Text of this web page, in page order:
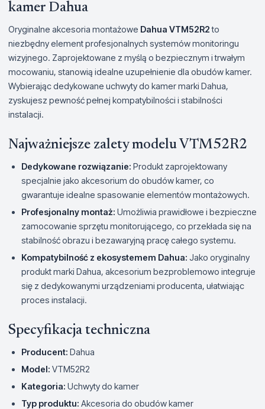
kamer Dahua
Oryginalne akcesoria montażowe Dahua VTM52R2to
niezbędny element profesjonalnych systemów monitoringu
wizyjnego. Zaprojektowane z myślą o bezpiecznym i trwałym
mocowaniu, stanowią idealne uzupełnienie dla obudów kamer.
Wybierając dedykowane uchwyty do kamer marki Dahua,
zyskujesz pewność pełnej kompatybilności i stabilności
instalacji.
Najważniejsze zalety modelu VTM52R2
Dedykowane rozwiązanie: Produkt zaprojektowany
specjalnie jako akcesorium do obudów kamer, co
gwarantuje idealne spasowanie elementów montażowych.
Profesjonalny montaż: Umożliwia prawidłowe i bezpieczne
zamocowanie sprzętu monitorującego, co przekłada się na
stabilność obrazu i bezawaryjną pracę całego systemu.
Kompatybilność z ekosystemem Dahua: Jako oryginalny
produkt marki Dahua, akcesorium bezproblemowo integruje
się z dedykowanymi urządzeniami producenta, ułatwiając
proces instalacji.
Specyfikacja techniczna
Producent: Dahua
Model: VTM52R2
Kategoria: Uchwyty do kamer
Typ produktu: Akcesoria do obudów kamer